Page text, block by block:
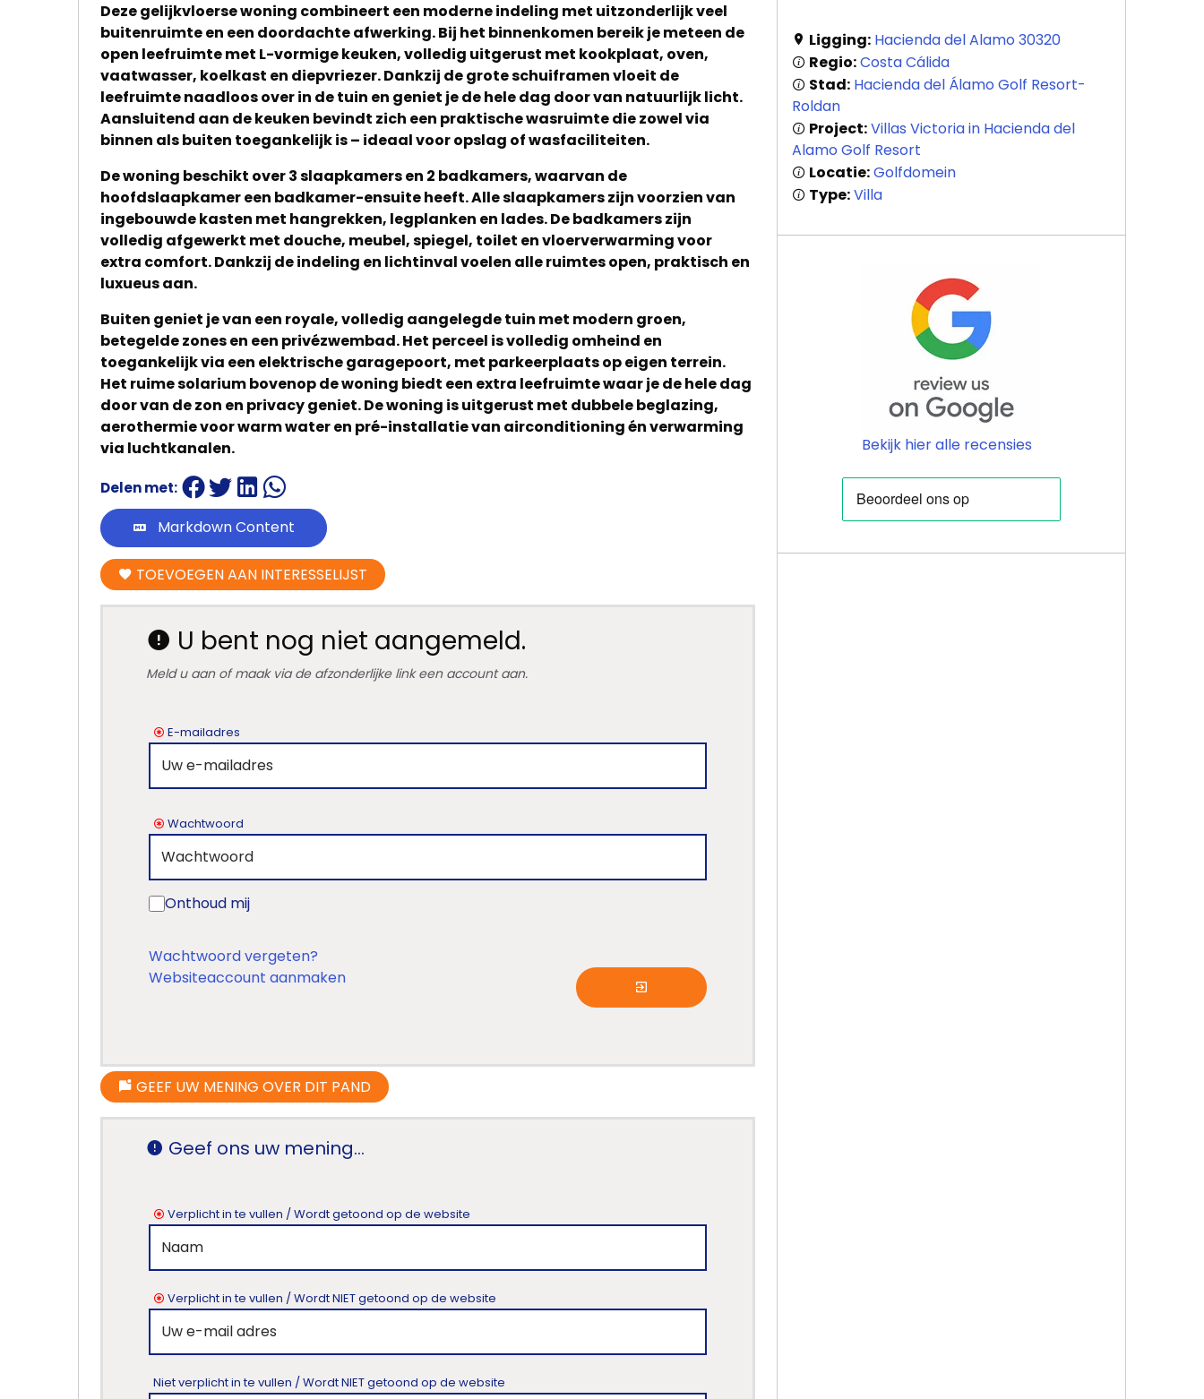
Deze gelijkvloerse woning combineert een moderne indeling met uitzonderlijk veel
buitenruimte en een doordachte afwerking. Bij het binnenkomen bereik je meteen de
open leefruimte met L-vormige keuken, volledig uitgerust met kookplaat, oven,
vaatwasser, koelkast en diepvriezer. Dankzij de grote schuiframen vloeit de
leefruimte naadloos over in de tuin en geniet je de hele dag door van natuurlijk licht.
Aansluitend aan de keuken bevindt zich een praktische wasruimte die zowel via
binnen als buiten toegankelijk is – ideaal voor opslag of wasfaciliteiten.
De woning beschikt over 3 slaapkamers en 2 badkamers, waarvan de
hoofdslaapkamer een badkamer-ensuite heeft. Alle slaapkamers zijn voorzien van
ingebouwde kasten met hangrekken, legplanken en lades. De badkamers zijn
volledig afgewerkt met douche, meubel, spiegel, toilet en vloerverwarming voor
extra comfort. Dankzij de indeling en lichtinval voelen alle ruimtes open, praktisch en
luxueus aan.
Buiten geniet je van een royale, volledig aangelegde tuin met modern groen,
betegelde zones en een privézwembad. Het perceel is volledig omheind en
toegankelijk via een elektrische garagepoort, met parkeerplaats op eigen terrein.
Het ruime solarium bovenop de woning biedt een extra leefruimte waar je de hele dag
door van de zon en privacy geniet. De woning is uitgerust met dubbele beglazing,
aerothermie voor warm water en pré-installatie van airconditioning én verwarming
via luchtkanalen.
Delen met:
Markdown Content
TOEVOEGEN AAN INTERESSELIJST
U bent nog niet aangemeld.
Meld u aan of maak via de afzonderlijke link een account aan.
E-mailadres
Wachtwoord
Onthoud mij
Wachtwoord vergeten?
Websiteaccount aanmaken
GEEF UW MENING OVER DIT PAND
Geef ons uw mening...
Verplicht in te vullen / Wordt getoond op de website
Verplicht in te vullen / Wordt NIET getoond op de website
Niet verplicht in te vullen / Wordt NIET getoond op de website
Ligging: Hacienda del Alamo 30320
Regio:Costa Cálida
Stad: Hacienda del Álamo Golf Resort-
Roldan
Project:Villas Victoria in Hacienda del
Alamo Golf Resort
Locatie:Golfdomein
Type:Villa
Bekijk hier alle recensies